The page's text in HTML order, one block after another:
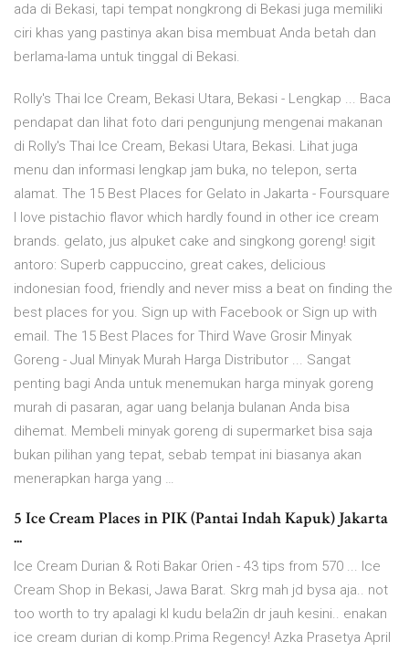
ada di Bekasi, tapi tempat nongkrong di Bekasi juga memiliki
ciri khas yang pastinya akan bisa membuat Anda betah dan
berlama-lama untuk tinggal di Bekasi.
Rolly's Thai Ice Cream, Bekasi Utara, Bekasi - Lengkap ... Baca
pendapat dan lihat foto dari pengunjung mengenai makanan
di Rolly's Thai Ice Cream, Bekasi Utara, Bekasi. Lihat juga
menu dan informasi lengkap jam buka, no telepon, serta
alamat. The 15 Best Places for Gelato in Jakarta - Foursquare
I love pistachio flavor which hardly found in other ice cream
brands. gelato, jus alpuket cake and singkong goreng! sigit
antoro: Superb cappuccino, great cakes, delicious
indonesian food, friendly and never miss a beat on finding the
best places for you. Sign up with Facebook or Sign up with
email. The 15 Best Places for Third Wave Grosir Minyak
Goreng - Jual Minyak Murah Harga Distributor ... Sangat
penting bagi Anda untuk menemukan harga minyak goreng
murah di pasaran, agar uang belanja bulanan Anda bisa
dihemat. Membeli minyak goreng di supermarket bisa saja
bukan pilihan yang tepat, sebab tempat ini biasanya akan
menerapkan harga yang …
5 Ice Cream Places in PIK (Pantai Indah Kapuk) Jakarta
...
Ice Cream Durian & Roti Bakar Orien - 43 tips from 570 ... Ice
Cream Shop in Bekasi, Jawa Barat. Skrg mah jd bysa aja.. not
too worth to try apalagi kl kudu bela2in dr jauh kesini.. enakan
ice cream durian di komp.Prima Regency! Azka Prasetya April